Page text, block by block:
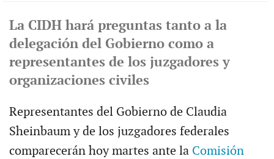
La CIDH hará preguntas tanto a la
delegación del Gobierno como a
representantes de los juzgadores y
organizaciones civiles
Representantes del Gobierno de Claudia
Sheinbaum y de los juzgadores federales
comparecerán hoy martes ante la Comisión